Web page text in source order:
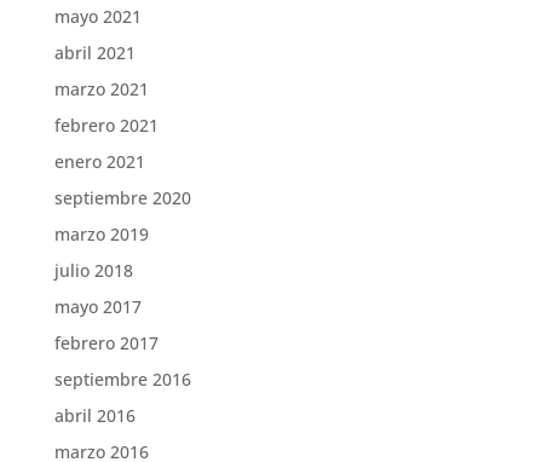
mayo 2021
abril 2021
marzo 2021
febrero 2021
enero 2021
septiembre 2020
marzo 2019
julio 2018
mayo 2017
febrero 2017
septiembre 2016
abril 2016
marzo 2016